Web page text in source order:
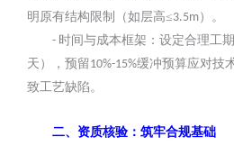
明原有结构限制（如层高≤3.5m）。
- 时间与成本框架：设定合理工
天），预留10%-15%缓冲预算应对技
致工艺缺陷。
二、资质核验：筑牢合规基础